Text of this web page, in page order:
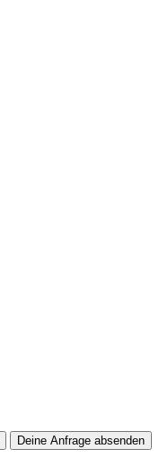
Deine Anfrage absenden